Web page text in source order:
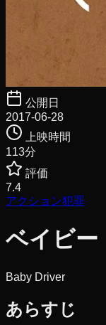
公開日
2017-06-28
上映時間
113分
評価
7.4
アクション犯罪
ベイビー
Baby Driver
あらすじ